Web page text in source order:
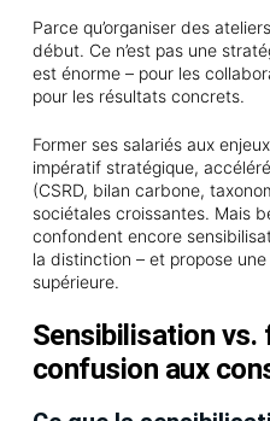
Parce qu’organiser des
début. Ce n’est pas une
est énorme – pour les
pour les résultats concrets.
Former ses salariés aux
impératif stratégique,
(CSRD, bilan carbone,
sociétales croissantes. Mais
confondent encore
la distinction – et propose
supérieure.
Sensibilisation vs.
confusion aux